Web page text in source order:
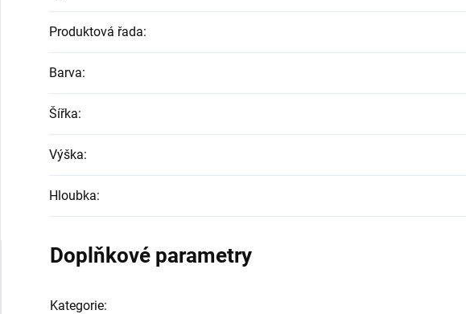
Produktová řada:
Barva:
Šířka:
Výška:
Hloubka:
Doplňkové parametry
Kategorie: